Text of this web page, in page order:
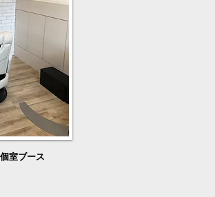
室ブース